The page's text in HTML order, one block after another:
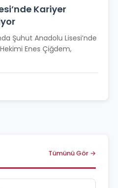
Kariyer
Şuhut Anadolu Lisesi’nde
Enes Çiğdem,
Tümünü Gör →